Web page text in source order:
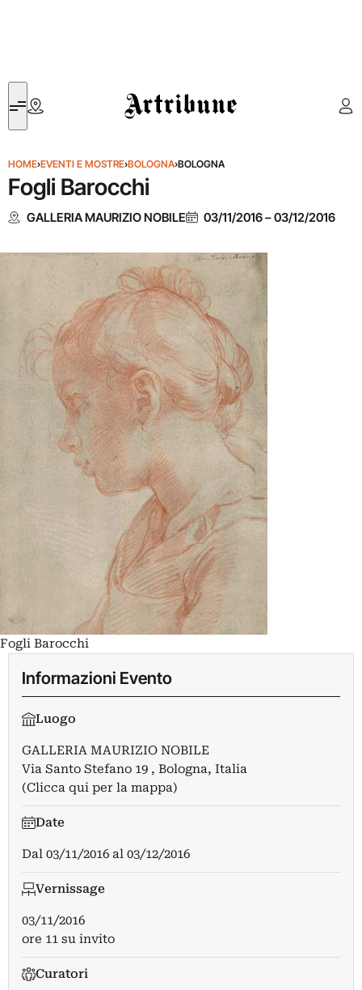
Artribune
HOME›EVENTI E MOSTRE›BOLOGNA›BOLOGNA
Fogli Barocchi
GALLERIA MAURIZIO NOBILE 03/11/2016–03/12/2016
Fogli Barocchi
Informazioni Evento
Luogo
GALLERIA MAURIZIO NOBILE
Via Santo Stefano 19 , Bologna, Italia
(Clicca qui per la mappa)
Date
Dal 03/11/2016 al 03/12/2016
Vernissage
03/11/2016
ore 11 su invito
Curatori